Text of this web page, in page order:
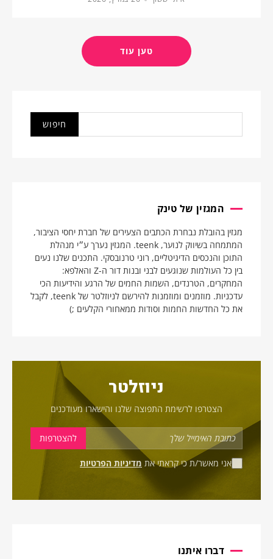
טען עוד
המגזין של טינק
מגזין בהובלת נבחרת הכתבים הצעירים של חברת יחסי הציבור,
המתמחה בשיווק לנוער, teenk. המגזין נערך ע״י מנהלת
התוכן והנכסים הדיגיטליים, רוני טרנובסקי. התכנים שלנו נעים
בין כל העולמות שנוגעים לבני ובנות דור ה-Z והאלפא:
המחקרים, הטרנדים, השמות החמים של הרגע והידיעות הכי
עדכניות. מוזמנים ומוזמנות להירשם לניוזלטר של teenk, לקבל
את כל החדשות החמות וסודות ממאחורי הקלעים ;)
ניוזלטר
הצטרפו לרשימת התפוצה שלנו והישארו מעודכנים
אני מאשר/ת כי קראתי את מדיניות הפרטיות
דברו איתנו